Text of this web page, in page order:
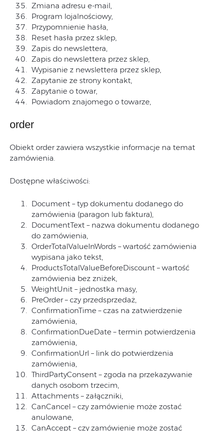
Zmiana adresu e-mail,
Program lojalnościowy,
Przypomnienie hasła,
Reset hasła przez sklep,
Zapis do newslettera,
Zapis do newslettera przez sklep,
Wypisanie z newslettera przez sklep,
Zapytanie ze strony kontakt,
Zapytanie o towar,
Powiadom znajomego o towarze,
order
Obiekt order zawiera wszystkie informacje na temat
zamówienia.
Dostępne właściwości:
Document – typ dokumentu dodanego do
zamówienia (paragon lub faktura),
DocumentText – nazwa dokumentu dodanego
do zamówienia,
OrderTotalValueInWords – wartość zamówienia
wypisana jako tekst,
ProductsTotalValueBeforeDiscount – wartość
zamówienia bez zniżek,
WeightUnit – jednostka masy,
PreOrder – czy przedsprzedaż,
ConfirmationTime – czas na zatwierdzenie
zamówienia,
ConfirmationDueDate – termin potwierdzenia
zamówienia,
ConfirmationUrl – link do potwierdzenia
zamówienia,
ThirdPartyConsent – zgoda na przekazywanie
danych osobom trzecim,
Attachments – załączniki,
CanCancel – czy zamówienie może zostać
anulowane,
CanAccept – czy zamówienie może zostać